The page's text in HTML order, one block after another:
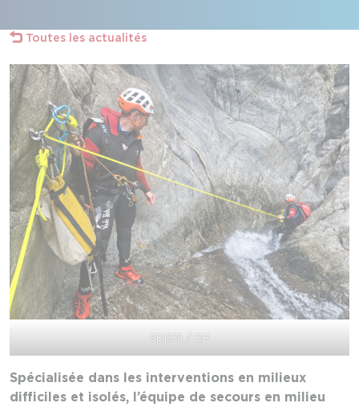
Toutes les actualités
SDIS31 / DR
Spécialisée dans les interventions en milieux
difficiles et isolés, l’équipe de secours en milieu